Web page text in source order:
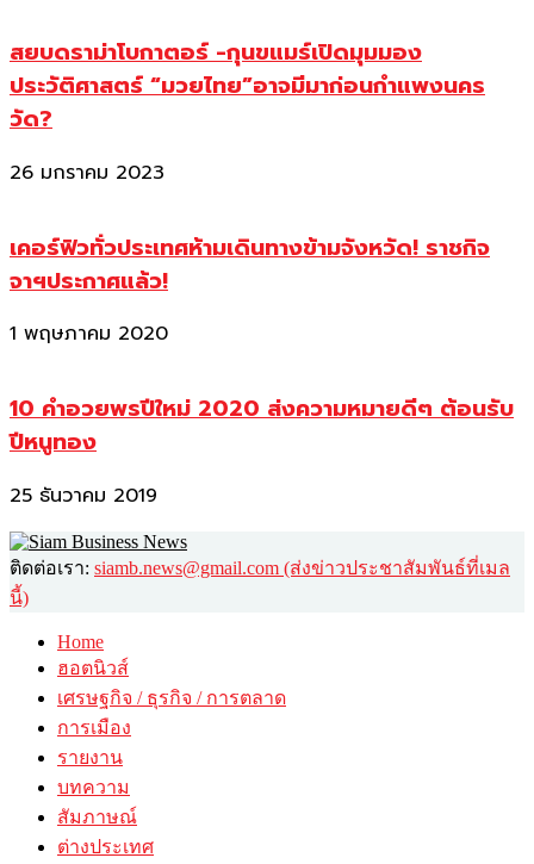
สยบดราม่าโบกาตอร์ -กุนขแมร์เปิดมุมมอง
ประวัติศาสตร์ “มวยไทย”อาจมีมาก่อนกำแพงนคร
วัด?
26 มกราคม 2023
เคอร์ฟิวทั่วประเทศห้ามเดินทางข้ามจังหวัด! ราชกิจ
จาฯประกาศแล้ว!
1 พฤษภาคม 2020
10 คำอวยพรปีใหม่ 2020 ส่งความหมายดีๆ ต้อนรับ
ปีหนูทอง
25 ธันวาคม 2019
ติดต่อเรา: siamb.news@gmail.com (ส่งข่าวประชาสัมพันธ์ที่เมล
นี้)
Home
ฮอตนิวส์
เศรษฐกิจ / ธุรกิจ / การตลาด
การเมือง
รายงาน
บทความ
สัมภาษณ์
ต่างประเทศ